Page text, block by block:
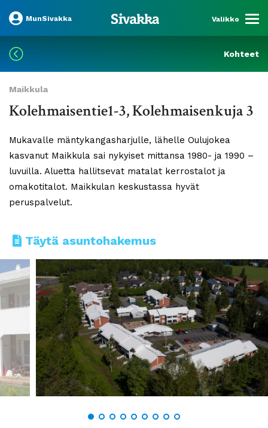
MunSivakka Valikko
Kohteet
Maikkula
Kolehmaisentie1-3, Kolehmaisenkuja 3
Mukavalle mäntykangasharjulle, lähelle Oulujokea
kasvanut Maikkula sai nykyiset mittansa 1980- ja 1990 –
luvuilla. Aluetta hallitsevat matalat kerrostalot ja
omakotitalot. Maikkulan keskustassa hyvät
peruspalvelut.
Täytä asuntohakemus